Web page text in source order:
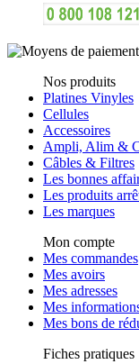
Nos produits
Platines Vinyles
Cellules
Accessoires
Ampli, Alim &
Câbles & Filtres
Les bonnes
Les produits
Les marques
Mon compte
Mes commandes
Mes avoirs
Mes adresses
Mes
Mes bons de
Fiches pratiques